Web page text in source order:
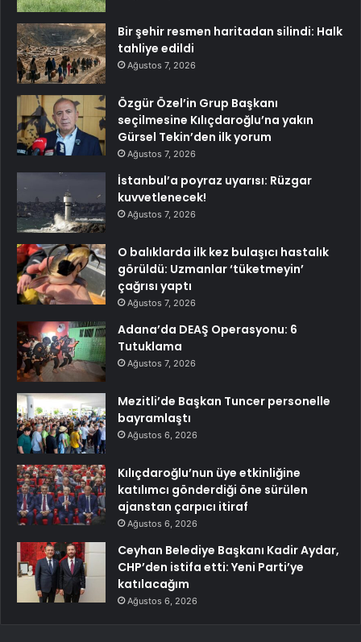
Bir şehir resmen haritadan silindi: Halk
tahliye edildi
Ağustos 7, 2026
Özgür Özel’in Grup Başkanı
seçilmesine Kılıçdaroğlu’na yakın
Gürsel Tekin’den ilk yorum
Ağustos 7, 2026
İstanbul’a poyraz uyarısı: Rüzgar
kuvvetlenecek!
Ağustos 7, 2026
O balıklarda ilk kez bulaşıcı hastalık
görüldü: Uzmanlar ‘tüketmeyin’
çağrısı yaptı
Ağustos 7, 2026
Adana’da DEAŞ Operasyonu: 6
Tutuklama
Ağustos 7, 2026
Mezitli’de Başkan Tuncer personelle
bayramlaştı
Ağustos 6, 2026
Kılıçdaroğlu’nun üye etkinliğine
katılımcı gönderdiği öne sürülen
ajanstan çarpıcı itiraf
Ağustos 6, 2026
Ceyhan Belediye Başkanı Kadir Aydar,
CHP’den istifa etti: Yeni Parti’ye
katılacağım
Ağustos 6, 2026